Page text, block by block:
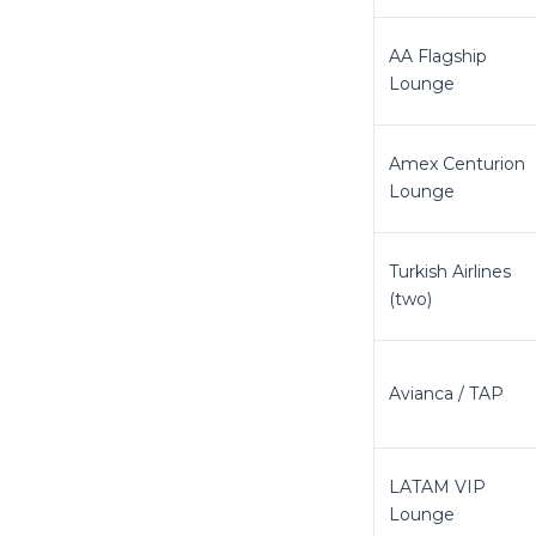
AA Flagship
Lounge
Amex Centurion
Lounge
Turkish Airlines
(two)
Avianca / TAP
LATAM VIP
Lounge